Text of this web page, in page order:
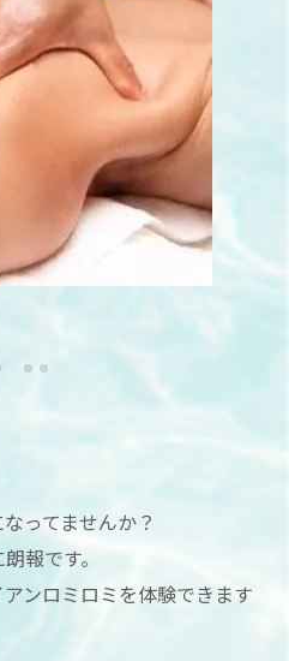
ってませんか？
報です。
ンロミロミを体験できます